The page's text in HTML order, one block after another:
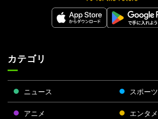
カテゴリ
ニュース スポーツ
アニメ エンタメ